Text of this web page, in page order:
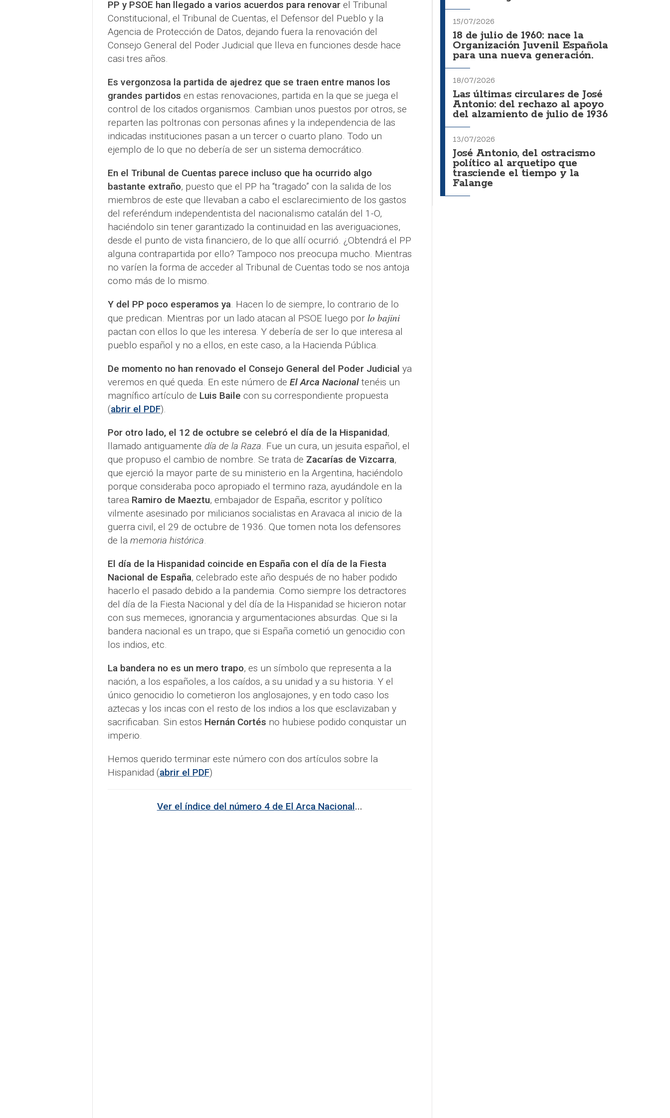
PP y PSOE han llegado a varios acuerdos para renovarel Tribunal
Constitucional, el Tribunal de Cuentas, el Defensor del Pueblo y la
Agencia de Protección de Datos, dejando fuera la renovación del
Consejo General del Poder Judicial que lleva en funciones desde hace
casi tres años.
Es vergonzosa la partida de ajedrez que se traen entre manos los
grandes partidos en estas renovaciones, partida en la que se juega el
control de los citados organismos. Cambian unos puestos por otros, se
reparten las poltronas con personas afines y la independencia de las
indicadas instituciones pasan a un tercer o cuarto plano. Todo un
ejemplo de lo que no debería de ser un sistema democrático.
En el Tribunal de Cuentas parece incluso que ha ocurrido algo
bastante extraño, puesto que el PP ha “tragado” con la salida de los
miembros de este que llevaban a cabo el esclarecimiento de los gastos
del referéndum independentista del nacionalismo catalán del 1-O,
haciéndolo sin tener garantizado la continuidad en las averiguaciones,
desde el punto de vista financiero, de lo que allí ocurrió. ¿Obtendrá el PP
alguna contrapartida por ello? Tampoco nos preocupa mucho. Mientras
no varíen la forma de acceder al Tribunal de Cuentas todo se nos antoja
como más de lo mismo.
Y del PP poco esperamos ya. Hacen lo de siempre, lo contrario de lo
que predican. Mientras por un lado atacan al PSOE luego por lo bajini
pactan con ellos lo que les interesa. Y debería de ser lo que interesa al
pueblo español y no a ellos, en este caso, a la Hacienda Pública.
De momento no han renovado el Consejo General del Poder Judicial ya
veremos en qué queda. En este número de El Arca Nacionaltenéis un
magnífico artículo de Luis Baile con su correspondiente propuesta
(abrir el PDF).
Por otro lado, el 12 de octubre se celebró el día de la Hispanidad,
llamado antiguamente día de la Raza. Fue un cura, un jesuita español, el
que propuso el cambio de nombre. Se trata de Zacarías de Vizcarra,
que ejerció la mayor parte de su ministerio en la Argentina, haciéndolo
porque consideraba poco apropiado el termino raza, ayudándole en la
tarea Ramiro de Maeztu, embajador de España, escritor y político
vilmente asesinado por milicianos socialistas en Aravaca al inicio de la
guerra civil, el 29 de octubre de 1936. Que tomen nota los defensores
de la memoria histórica.
El día de la Hispanidad coincide en España con el día de la Fiesta
Nacional de España, celebrado este año después de no haber podido
hacerlo el pasado debido a la pandemia. Como siempre los detractores
del día de la Fiesta Nacional y del día de la Hispanidad se hicieron notar
con sus memeces, ignorancia y argumentaciones absurdas. Que si la
bandera nacional es un trapo, que si España cometió un genocidio con
los indios, etc.
La bandera no es un mero trapo, es un símbolo que representa a la
nación, a los españoles, a los caídos, a su unidad y a su historia. Y el
único genocidio lo cometieron los anglosajones, y en todo caso los
aztecas y los incas con el resto de los indios a los que esclavizaban y
sacrificaban. Sin estos Hernán Cortés no hubiese podido conquistar un
imperio.
Hemos querido terminar este número con dos artículos sobre la
Hispanidad (abrir el PDF)
Ver el índice del número 4 de El Arca Nacional...
15/07/2026
18 de julio de 1960: nace la
Organización Juvenil Española
para una nueva generación.
18/07/2026
Las últimas circulares de José
Antonio: del rechazo al apoyo
del alzamiento de julio de 1936
13/07/2026
José Antonio, del ostracismo
político al arquetipo que
trasciende el tiempo y la
Falange